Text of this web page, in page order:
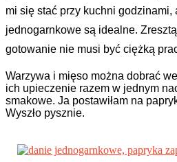
mi się stać przy kuchni godzinami,
jednogarnkowe są idealne.
gotowanie nie musi być ciężką
Warzywa i mięso można dobrać
ich upieczenie razem w jednym
smakowe. Ja postawiłam na
Wyszło pysznie.